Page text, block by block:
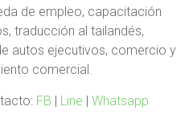
de empleo, capacitación
traducción al tailandés,
autos ejecutivos, comercio y
comercial.
FB | Line |Whatsapp